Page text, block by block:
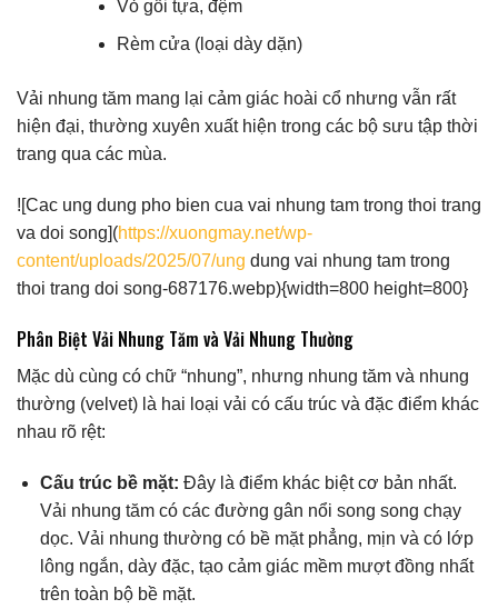
Vỏ gối tựa, đệm
Rèm cửa (loại dày dặn)
Vải nhung tăm mang lại cảm giác hoài cổ nhưng vẫn rất
hiện đại, thường xuyên xuất hiện trong các bộ sưu tập thời
trang qua các mùa.
![Cac ung dung pho bien cua vai nhung tam trong thoi trang
va doi song](https://xuongmay.net/wp-
content/uploads/2025/07/ung dung vai nhung tam trong
thoi trang doi song-687176.webp){width=800 height=800}
Phân Biệt Vải Nhung Tăm và Vải Nhung Thường
Mặc dù cùng có chữ “nhung”, nhưng nhung tăm và nhung
thường (velvet) là hai loại vải có cấu trúc và đặc điểm khác
nhau rõ rệt:
Cấu trúc bề mặt: Đây là điểm khác biệt cơ bản nhất.
Vải nhung tăm có các đường gân nổi song song chạy
dọc. Vải nhung thường có bề mặt phẳng, mịn và có lớp
lông ngắn, dày đặc, tạo cảm giác mềm mượt đồng nhất
trên toàn bộ bề mặt.